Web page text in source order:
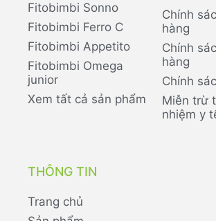
Fitobimbi Sonno
Fitobimbi Ferro C
Fitobimbi Appetito
Fitobimbi Omega
junior
Xem tất cả sản phẩm
Chính
hàng
Chính
hàng
Chính
Miễn trừ
nhiệm y
THÔNG TIN
Trang chủ